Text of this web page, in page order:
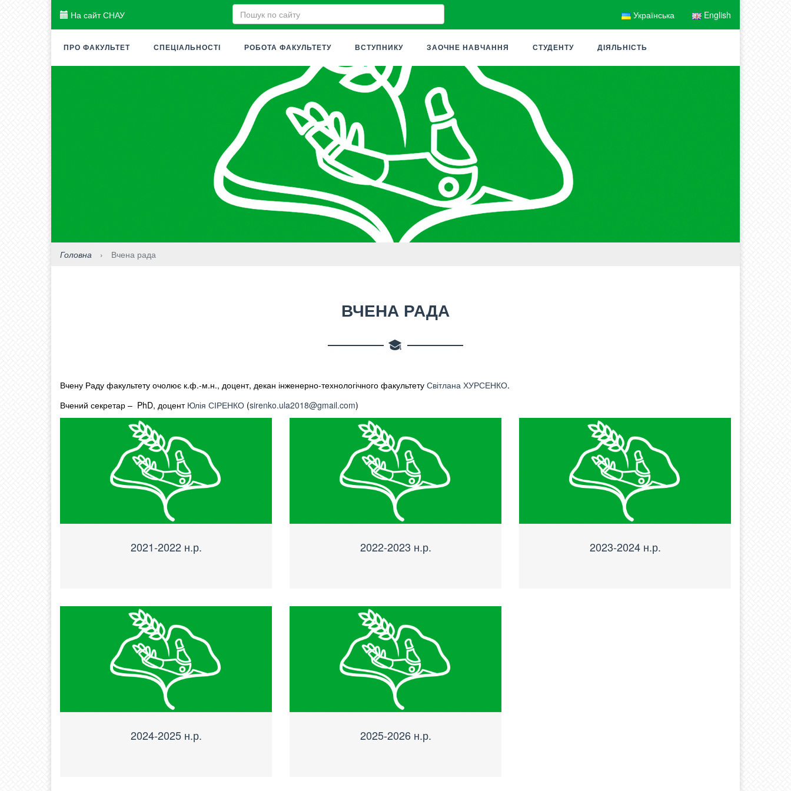
На сайт СНАУ Українська English
ПРО ФАКУЛЬТЕТ СПЕЦІАЛЬНОСТІ РОБОТА ФАКУЛЬТЕТУ ВСТУПНИКУ ЗАОЧНЕ НАВЧАННЯ СТУДЕНТУ ДІЯЛЬНІСТЬ
Головна › Вчена рада
ВЧЕНА РАДА
Вчену Раду факультету очолює к.ф.-м.н., доцент, декан інженерно-технологічного факультету Світлана ХУРСЕНКО.
Вчений секретар – PhD, доцент Юлія СІРЕНКО (sirenko.ula2018@gmail.com)
2021-2022 н.р. 2022-2023 н.р. 2023-2024 н.р.
2024-2025 н.р. 2025-2026 н.р.